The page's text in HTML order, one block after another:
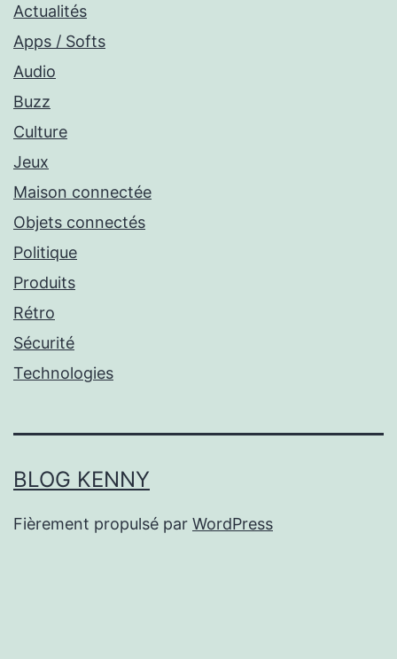
Actualités
Apps / Softs
Audio
Buzz
Culture
Jeux
Maison connectée
Objets connectés
Politique
Produits
Rétro
Sécurité
Technologies
BLOG KENNY
Fièrement propulsé par WordPress